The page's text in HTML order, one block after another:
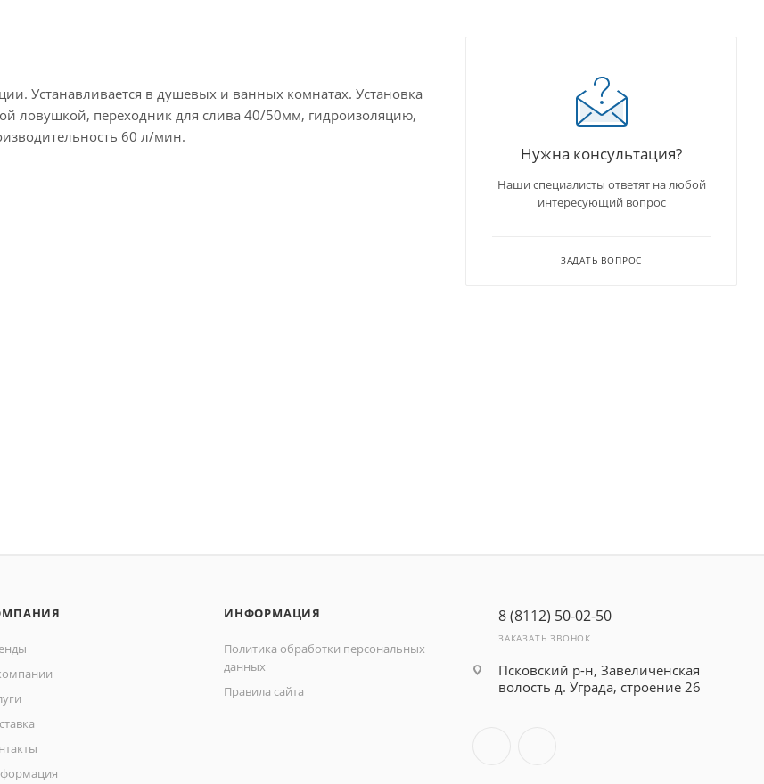
Устанавливается в душевых и ванных комнатах. Установка
ловушкой, переходник для слива 40/50мм, гидроизоляцию,
60 л/мин.
Нужна консультация?
Наши специалисты ответят на любой
интересующий вопрос
ЗАДАТЬ ВОПРОС
ИНФОРМАЦИЯ
Политика обработки персональных
данных
Правила сайта
8 (8112) 50-02-50
ЗАКАЗАТЬ ЗВОНОК
Псковский р-н, Завеличенская
волость д. Уграда, строение 26